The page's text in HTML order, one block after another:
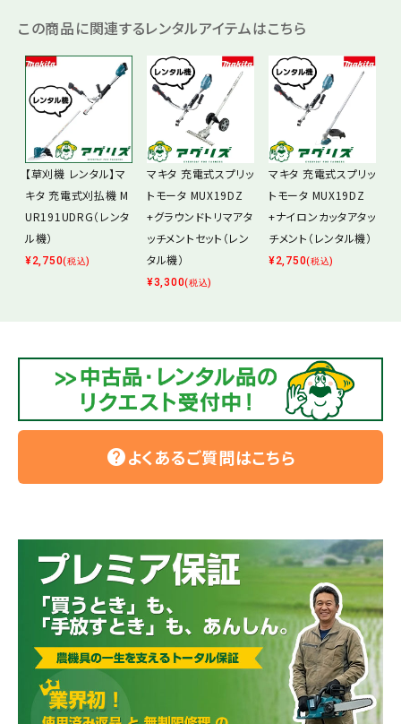
この商品に関連するレンタルアイテムはこちら
【草刈機 レンタル】マ
キタ 充電式刈払機 M
UR191UDRG（レンタ
ル機）
¥2,750(税込)
マキタ 充電式スプリッ
トモータ MUX19DZ
+グラウンドトリマアタ
ッチメントセット（レン
タル機）
¥3,300(税込)
マキタ 充電式スプリッ
トモータ MUX19DZ
+ナイロンカッタアタッ
チメント（レンタル機）
¥2,750(税込)
helpよくあるご質問はこちら